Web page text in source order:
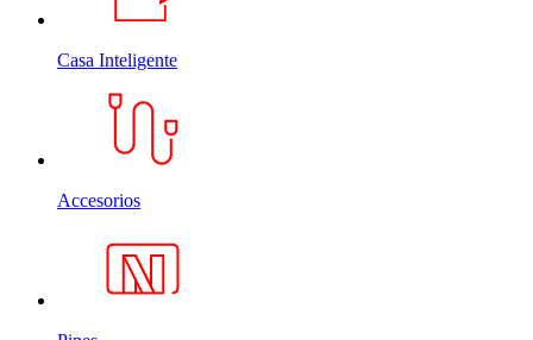
Casa Inteligente
Accesorios